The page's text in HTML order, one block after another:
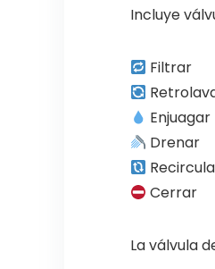
Incluye
Filtrar
Enjuagar
Drenar
Cerrar
La válvula